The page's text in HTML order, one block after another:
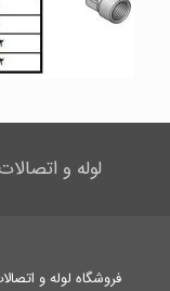
لوله و
فروشگاه لوله و